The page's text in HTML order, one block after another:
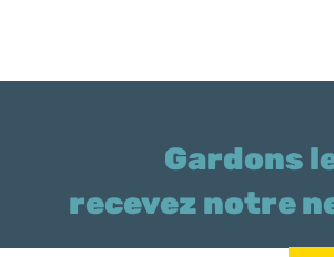
Gardons
recevez notre